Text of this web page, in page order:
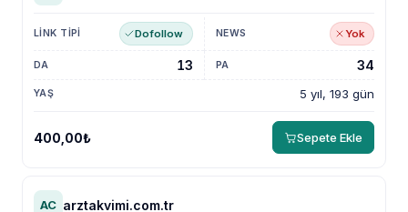
Dofollow Yok
5 yıl, 193 gün
13 34
400,00₺ Sepete Ekle
AC arztakvimi.com.tr